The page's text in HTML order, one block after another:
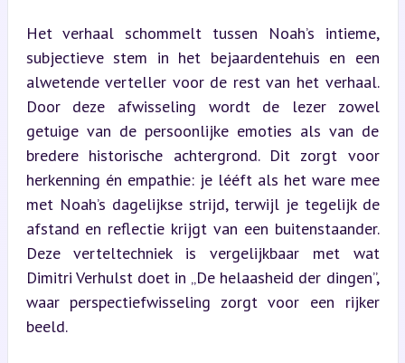
Het verhaal schommelt tussen Noah’s intieme,
subjectieve stem in het bejaardentehuis en een
alwetende verteller voor de rest van het verhaal.
Door deze afwisseling wordt de lezer zowel
getuige van de persoonlijke emoties als van de
bredere historische achtergrond. Dit zorgt voor
herkenning én empathie: je lééft als het ware mee
met Noah’s dagelijkse strijd, terwijl je tegelijk de
afstand en reflectie krijgt van een buitenstaander.
Deze verteltechniek is vergelijkbaar met wat
Dimitri Verhulst doet in „De helaasheid der dingen”,
waar perspectiefwisseling zorgt voor een rijker
beeld.